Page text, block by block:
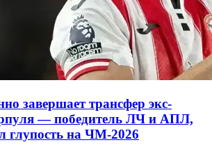
завершает трансфер экс-
— победитель ЛЧ и АПЛ,
глупость на ЧМ-2026